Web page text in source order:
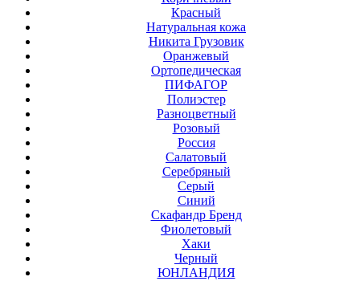
Красный
Натуральная кожа
Никита Грузовик
Оранжевый
Ортопедическая
ПИФАГОР
Полиэстер
Разноцветный
Розовый
Россия
Салатовый
Серебряный
Серый
Синий
Скафандр Бренд
Фиолетовый
Хаки
Черный
ЮНЛАНДИЯ